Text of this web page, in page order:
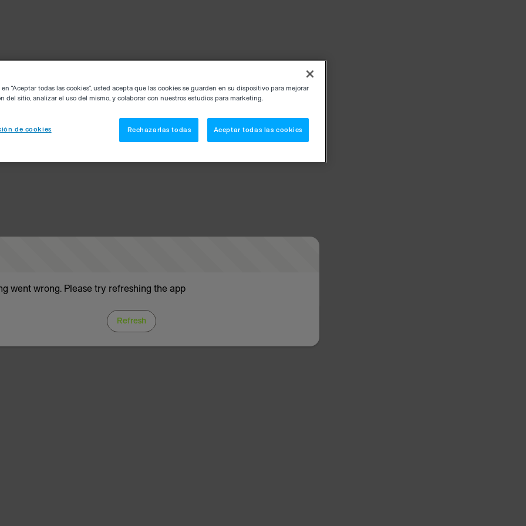
went wrong. Please try refreshing the app
Refresh
“Aceptar todas las cookies”, usted acepta que las cookies se guarden en su dispositivo para mejorar
del sitio, analizar el uso del mismo, y colaborar con nuestros estudios para marketing.
de cookies Rechazarlas todas Aceptar todas las cookies